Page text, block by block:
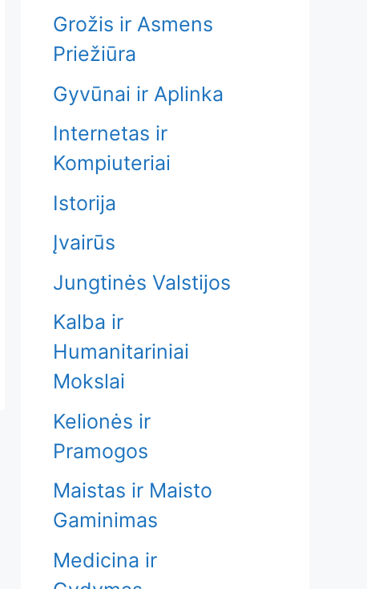
Grožis ir Asmens
Priežiūra
Gyvūnai ir Aplinka
Internetas ir
Kompiuteriai
Istorija
Įvairūs
Jungtinės Valstijos
Kalba ir
Humanitariniai
Mokslai
Kelionės ir
Pramogos
Maistas ir Maisto
Gaminimas
Medicina ir